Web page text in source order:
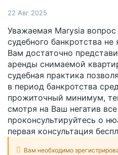
22 Авг 2025
Уважаемая Marysia
судебного банкротства
Вам достаточно
аренды снимаемой
судебная практика
в период банкротства
прожиточный минимум,
смотря на Ваш негатив
проконсультируйтесь о
первая консультация
Вам необходимо